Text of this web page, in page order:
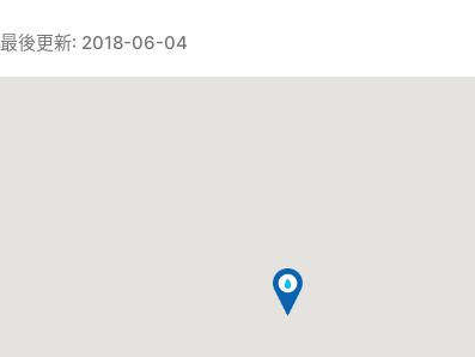
最後更新: 2018-06-04